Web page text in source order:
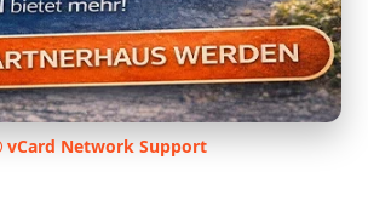
vCard Network Support